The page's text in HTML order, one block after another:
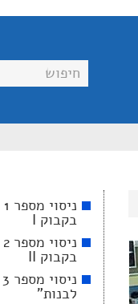
בקבוק I
בקבוק II
לבנות"